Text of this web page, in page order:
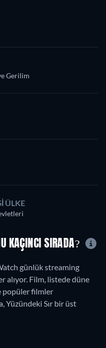
Gerilim
ÜLKE
KAÇINCI SIRADA?
günlük streaming
alıyor. Film, listede düne
popüler filmler
Yüzündeki Sır bir üst